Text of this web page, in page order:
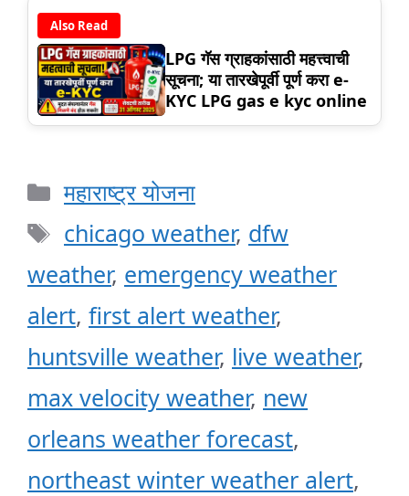
Also Read
LPG गॅस ग्राहकांसाठी महत्त्वाची
सूचना; या तारखेपूर्वी पूर्ण करा e-
KYC LPG gas e kyc online
Categories
महाराष्ट्र योजना
Tags
chicago weather, dfw
weather, emergency weather
alert, first alert weather,
huntsville weather, live weather,
max velocity weather, new
orleans weather forecast,
northeast winter weather alert,